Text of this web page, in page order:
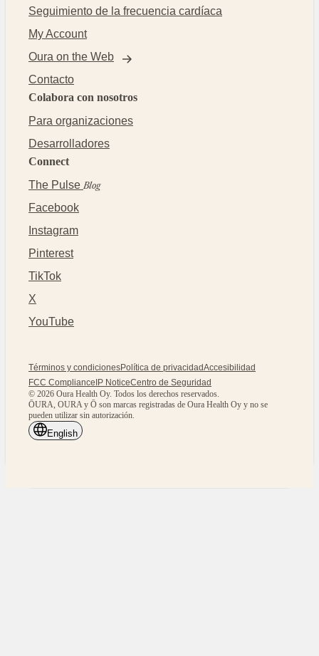
Seguimiento de la frecuencia cardíaca
My Account
Oura on the Web
Contacto
Colabora con nosotros
Para organizaciones
Desarrolladores
Connect
The Pulse Blog
Facebook
Instagram
Pinterest
TikTok
X
YouTube
Términos y condicionesPolítica de privacidadAccesibilidad
FCC Compliance IP NoticeCentro de Seguridad
© 2026 Oura Health Oy. Todos los derechos reservados.
ŌURA, OURA y Ō son marcas registradas de Oura Health Oy y no se
pueden utilizar sin autorización.
English